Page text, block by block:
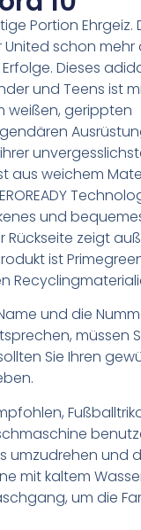
Portion Ehrgeiz.
schon mehr
Dieses
und Teens ist
weißen, gerippten
aus weichem
und
zeigt
ist
und die
müssen
Sie Ihren
umzudrehen und
mit kaltem
um die